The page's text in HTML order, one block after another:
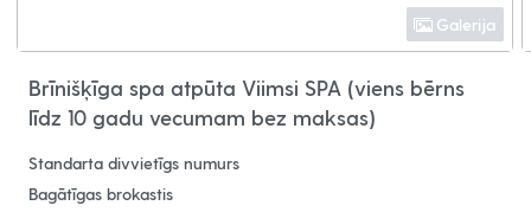
Galerija
Brīnišķīga spa atpūta Viimsi SPA (viens bērns
līdz 10 gadu vecumam bez maksas)
Standarta divvietīgs numurs
Bagātīgas brokastis